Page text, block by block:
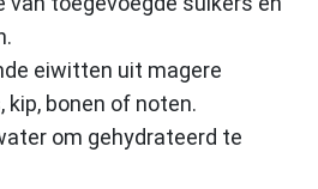
eiwitten uit magere
kip, bonen of noten.
om gehydrateerd te